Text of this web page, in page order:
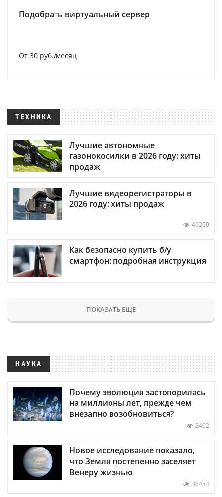
Подобрать виртуальный сервер
От 30 руб./месяц
ТЕХНИКА
Лучшие автономные
газонокосилки в 2026 году: хиты
продаж
Лучшие видеорегистраторы в
2026 году: хиты продаж
49260
Как безопасно купить б/у
смартфон: подробная инструкция
ПОКАЗАТЬ ЕЩЕ
НАУКА
Почему эволюция застопорилась
на миллионы лет, прежде чем
внезапно возобновиться?
2492
Новое исследование показало,
что Земля постепенно заселяет
Венеру жизнью
36484